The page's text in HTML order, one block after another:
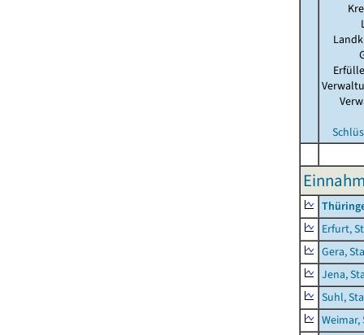
Erfurt,
Gera,
Jena,
Suhl,
Weimar,